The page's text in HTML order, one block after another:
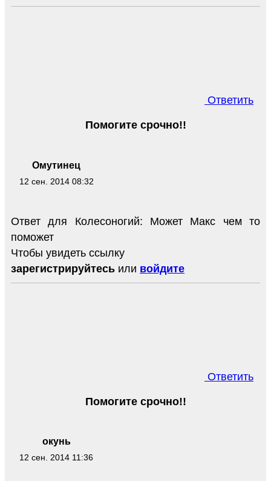
Ответить
Омутинец
12 сен. 2014 08:32
Помогите срочно!!
Ответ для Колесоногий: Может Макс чем то
поможет
Чтобы увидеть ссылку
зарегистрируйтесь или войдите
Ответить
окунь
12 сен. 2014 11:36
Помогите срочно!!